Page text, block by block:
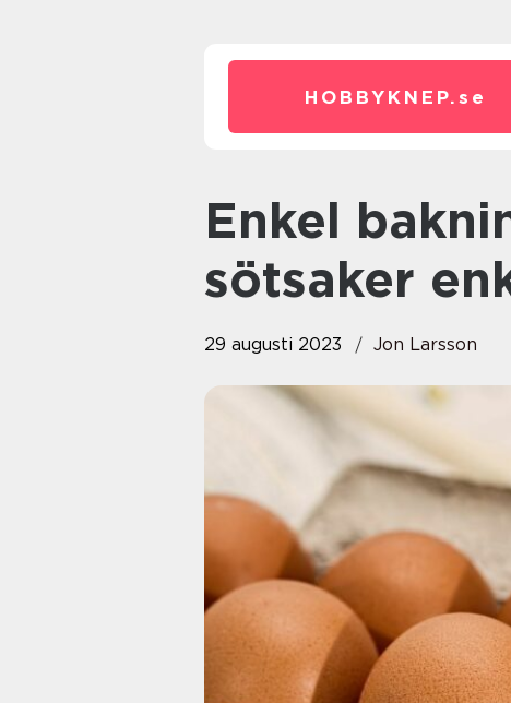
HOBBYKNEP. se
Enkel bakning: Att göra
sötsaker
29 augusti 2023 Jon Larsson